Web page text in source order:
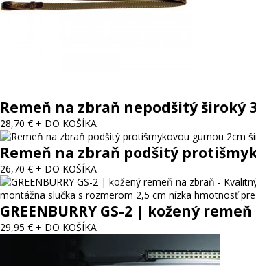
Remeň na zbraň nepodšitý široký
28,70 € + DO KOŠÍKA
Remeň na zbraň podšitý
26,70 € + DO KOŠÍKA
GREENBURRY GS-2 | kožený
29,95 € + DO KOŠÍKA